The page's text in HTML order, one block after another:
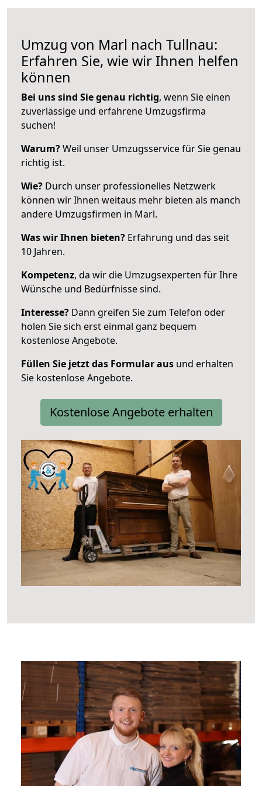
Umzug von Marl nach Tullnau:
Erfahren Sie, wie wir Ihnen helfen
können
Bei uns sind Sie genau richtig, wenn Sie einen
zuverlässige und erfahrene Umzugsfirma
suchen!
Warum?Weil unser Umzugsservice für Sie genau
richtig ist.
Wie? Durch unser professionelles Netzwerk
können wir Ihnen weitaus mehr bieten als manch
andere Umzugsfirmen in Marl.
Was wir Ihnen bieten? Erfahrung und das seit
10 Jahren.
Kompetenz, da wir die Umzugsexperten für Ihre
Wünsche und Bedürfnisse sind.
Interesse? Dann greifen Sie zum Telefon oder
holen Sie sich erst einmal ganz bequem
kostenlose Angebote.
Füllen Sie jetzt das Formular aus und erhalten
Sie kostenlose Angebote.
Kostenlose Angebote erhalten